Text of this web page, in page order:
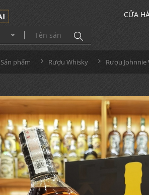
CỬA
Sản phẩm Rượu Whisky